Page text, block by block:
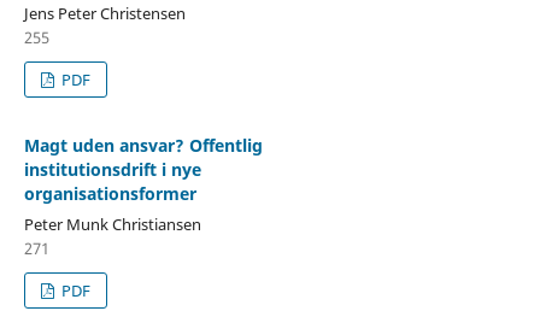
Jens Peter Christensen
255
PDF
Magt uden ansvar? Offentlig
institutionsdrift i nye
organisationsformer
Peter Munk Christiansen
271
PDF